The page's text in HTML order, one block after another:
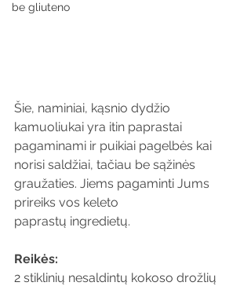
be gliuteno
Šie, naminiai, kąsnio dydžio
kamuoliukai yra itin paprastai
pagaminami ir puikiai pagelbės kai
norisi saldžiai, tačiau be sąžinės
graužaties. Jiems pagaminti Jums
prireiks vos keleto
paprastų ingredietų.
Reikės:
2 stiklinių nesaldintų kokoso drožlių